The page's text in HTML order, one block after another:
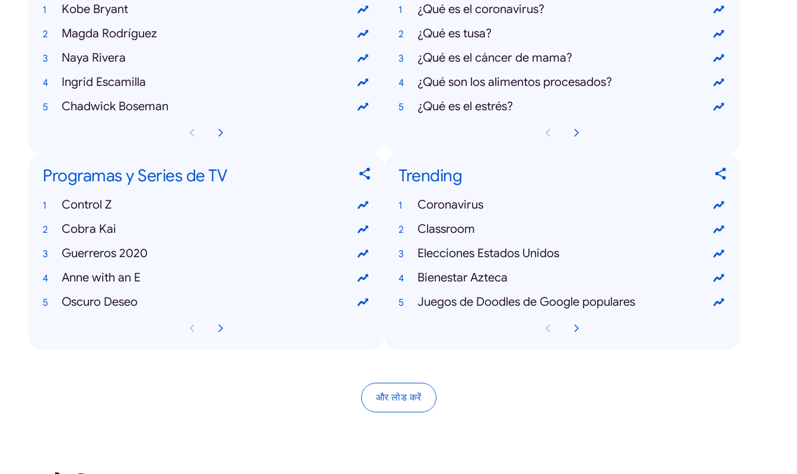
Kobe Bryant
Magda Rodríguez
Naya Rivera
Ingrid Escamilla
Chadwick Boseman
¿Qué es el coronavirus?
¿Qué es tusa?
¿Qué es el cáncer de mama?
¿Qué son los alimentos procesados?
¿Qué es el estrés?
Programas y Series de TV
Control Z
Cobra Kai
Guerreros 2020
Anne with an E
Oscuro Deseo
Trending
Coronavirus
Classroom
Elecciones Estados Unidos
Bienestar Azteca
Juegos de Doodles de Google populares
और लोड करें